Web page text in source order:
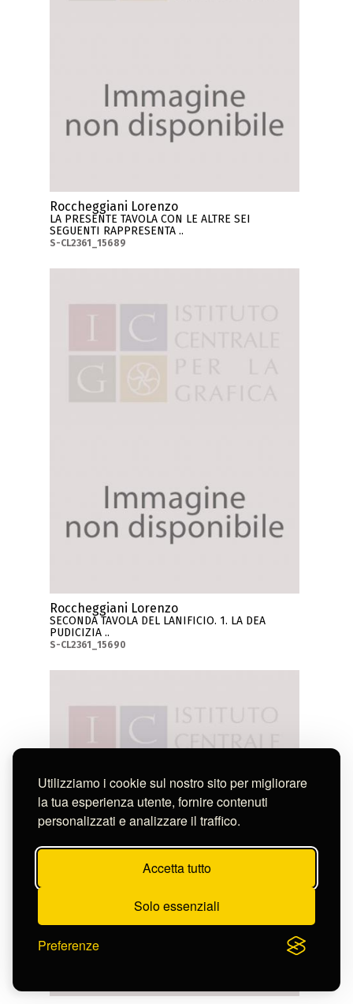
Utilizziamo i cookie sul nostro sito per migliorare
la tua esperienza utente, fornire contenuti
personalizzati e analizzare il traffico.
Accetta tutto
Solo essenziali
Preferenze
Roccheggiani Lorenzo
LA PRESENTE TAVOLA CON LE ALTRE SEI
SEGUENTI RAPPRESENTA ..
S-CL2361_15689
Roccheggiani Lorenzo
SECONDA TAVOLA DEL LANIFICIO. 1. LA DEA
PUDICIZIA ..
S-CL2361_15690